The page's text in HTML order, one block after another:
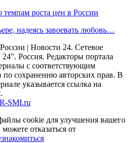
темпам роста цен в России
надеясь завоевать любовь…
| Новости 24. Сетевое
Россия. Редакторы портала
с соответствующим
по сохранению авторских прав. В
указывается ссылка на
SMI.ru
cookie для улучшения вашего
отказаться от